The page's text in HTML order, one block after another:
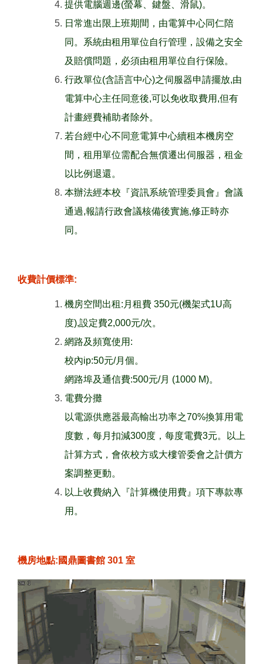
提供電腦週邊(螢幕、鍵盤、滑鼠)。
日常進出限上班期間，由電算中心同仁陪
同。系統由租用單位自行管理，設備之安全
及賠償問題，必須由租用單位自行保險。
行政單位(含語言中心)之伺服器申請擺放,由
電算中心主任同意後,可以免收取費用,但有
計畫經費補助者除外。
若台經中心不同意電算中心續租本機房空
間，租用單位需配合無償遷出伺服器，租金
以比例退還。
本辦法經本校『資訊系統管理委員會』會議
通過,報請行政會議核備後實施,修正時亦
同。
收費計價標準:
機房空間出租:月租費 350元(機架式1U高
度),設定費2,000元/次。
網路及頻寬使用:
校內ip:50元/月個。
網路埠及通信費:500元/月 (1000 M)。
電費分攤
以電源供應器最高輸出功率之70%換算用電
度數，每月扣減300度，每度電費3元。以上
計算方式，會依校方或大樓管委會之計價方
案調整更動。
以上收費納入『計算機使用費』項下專款專
用。
機房地點:國鼎圖書館 301 室